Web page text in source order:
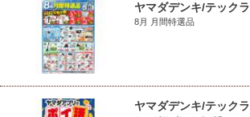
ヤマダデンキ/テック
8月 月間特選品
ヤマダデンキ/テック